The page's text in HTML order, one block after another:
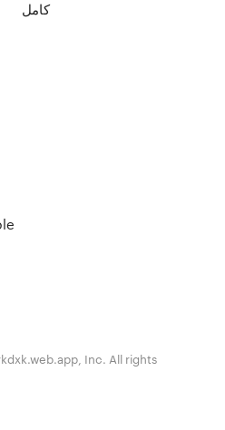
كامل
Inc. All rights